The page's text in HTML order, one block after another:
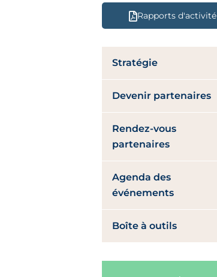
Rapports d'activité
Stratégie
Devenir partenaires
Rendez-vous
partenaires
Agenda des
événements
Boîte à outils